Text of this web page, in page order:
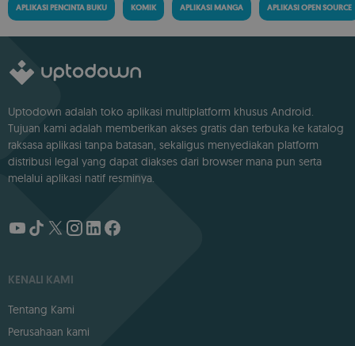
APLIKASI PENCINTA BUKU KOMIK APLIKASI MANGA APLIKASI OPEN SOURCE
Uptodown adalah toko aplikasi multiplatform khusus Android.
Tujuan kami adalah memberikan akses gratis dan terbuka ke katalog
raksasa aplikasi tanpa batasan, sekaligus menyediakan platform
distribusi legal yang dapat diakses dari browser mana pun serta
melalui aplikasi natif resminya.
KENALI KAMI
Tentang Kami
Perusahaan kami